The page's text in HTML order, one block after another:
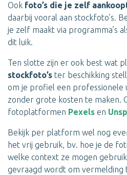
Ook foto’s die je zelf
daarbij vooral aan stockfoto’s.
je zelf maakt via programma’s
dit luik.
Ten slotte zijn er ook best wat
stockfoto’s ter beschikking
om je profiel een professionele
zonder grote kosten te maken.
fotoplatformen Pexels en
Bekijk per platform wel nog
het vrij gebruik, bv. hoe je de
welke context ze mogen
gevraagd wordt om vermelding